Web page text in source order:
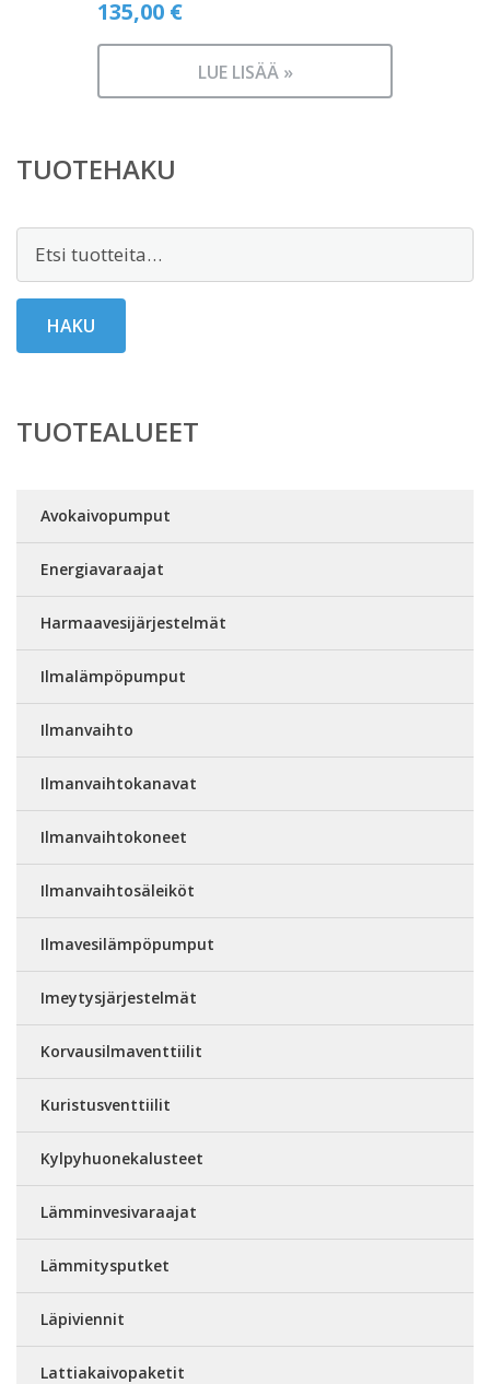
135,00 €
LUE LISÄÄ »
TUOTEHAKU
Etsi:
HAKU
TUOTEALUEET
Avokaivopumput
Energiavaraajat
Harmaavesijärjestelmät
Ilmalämpöpumput
Ilmanvaihto
Ilmanvaihtokanavat
Ilmanvaihtokoneet
Ilmanvaihtosäleiköt
Ilmavesilämpöpumput
Imeytysjärjestelmät
Korvausilmaventtiilit
Kuristusventtiilit
Kylpyhuonekalusteet
Lämminvesivaraajat
Lämmitysputket
Läpiviennit
Lattiakaivopaketit